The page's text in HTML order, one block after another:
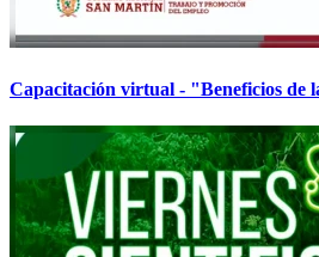
Capacitación virtual - "Beneficios de